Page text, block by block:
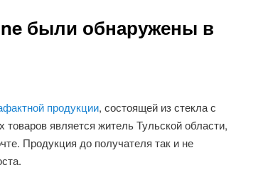
были обнаружены в
продукции, состоящей из стекла с
является житель Тульской области,
Продукция до получателя так и не